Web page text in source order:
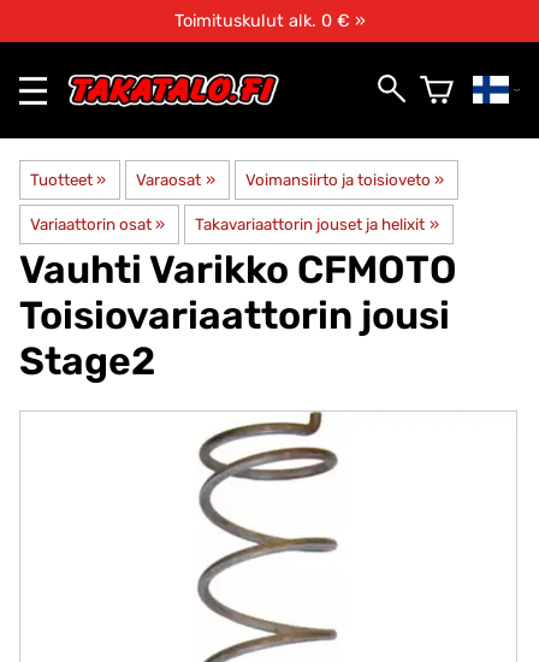
Toimituskulut alk. 0 € »
Tuotteet ‪» Varaosat ‪» Voimansiirto ja toisioveto ‪»
Variaattorin osat ‪» Takavariaattorin jouset ja helixit ‪»
Vauhti Varikko CFMOTO
Toisiovariaattorin jousi
Stage2